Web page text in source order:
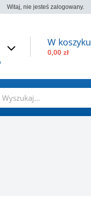
Witaj, nie jesteś zalogowany.
W koszyku
0,00 zł